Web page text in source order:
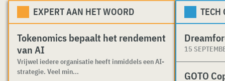
EXPERT AAN HET WOORD
Tokenomics bepaalt het rendement
van AI
Vrijwel iedere organisatie heeft inmiddels een AI-
strategie. Veel min...
TECH
15
GOTO